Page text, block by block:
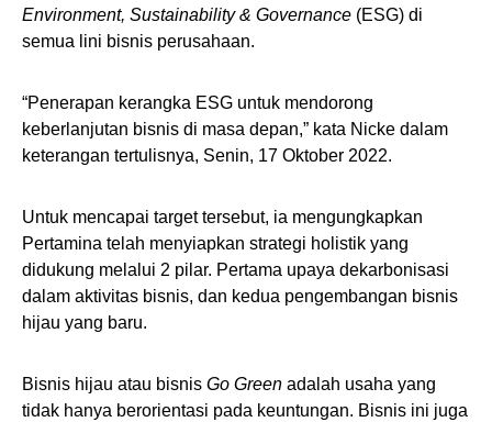
Environment, Sustainability & Governance (ESG) di
semua lini bisnis perusahaan.
“Penerapan kerangka ESG untuk mendorong
keberlanjutan bisnis di masa depan,” kata Nicke dalam
keterangan tertulisnya, Senin, 17 Oktober 2022.
Untuk mencapai target tersebut, ia mengungkapkan
Pertamina telah menyiapkan strategi holistik yang
didukung melalui 2 pilar. Pertama upaya dekarbonisasi
dalam aktivitas bisnis, dan kedua pengembangan bisnis
hijau yang baru.
Bisnis hijau atau bisnis Go Green adalah usaha yang
tidak hanya berorientasi pada keuntungan. Bisnis ini juga